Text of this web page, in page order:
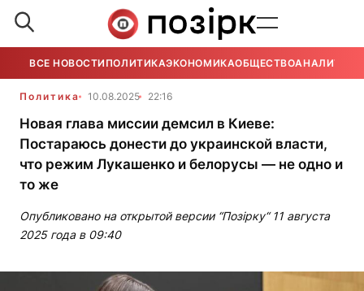
ВСЕ НОВОСТИ ПОЛИТИКАЭКОНОМИКАОБЩЕСТВОАНАЛИТИКА
Политика 10.08.2025 22:16
Новая глава миссии демсил в Киеве:
Постараюсь донести до украинской власти,
что режим Лукашенко и белорусы — не одно и
то же
Опубликовано на открытой версии “Позірку“ 11 августа
2025 года в 09:40